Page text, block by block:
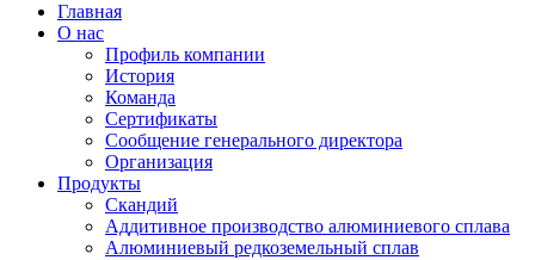
Главная
О нас
Профиль компании
История
Команда
Сертификаты
Сообщение генерального директора
Организация
Продукты
Скандий
Аддитивное производство алюминиевого сплава
Алюминиевый редкоземельный сплав